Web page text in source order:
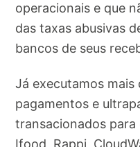
operacionais e que
das taxas abusivas
bancos de seus
Já executamos mais
pagamentos e
transacionados
Ifood, Rappi,